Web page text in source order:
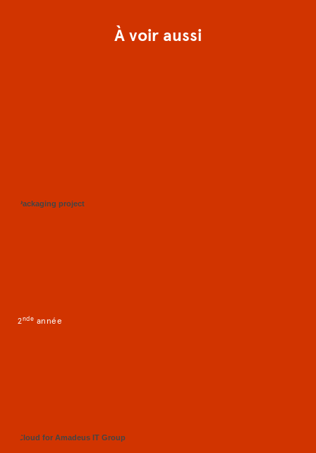
À voir aussi
Packaging project
2nde année
Cloud for Amadeus IT Group